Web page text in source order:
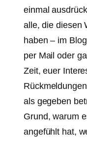
einmal
alle, die diesen
haben – im
per Mail oder
Zeit, euer
als gegeben
Grund, warum
angefühlt hat,